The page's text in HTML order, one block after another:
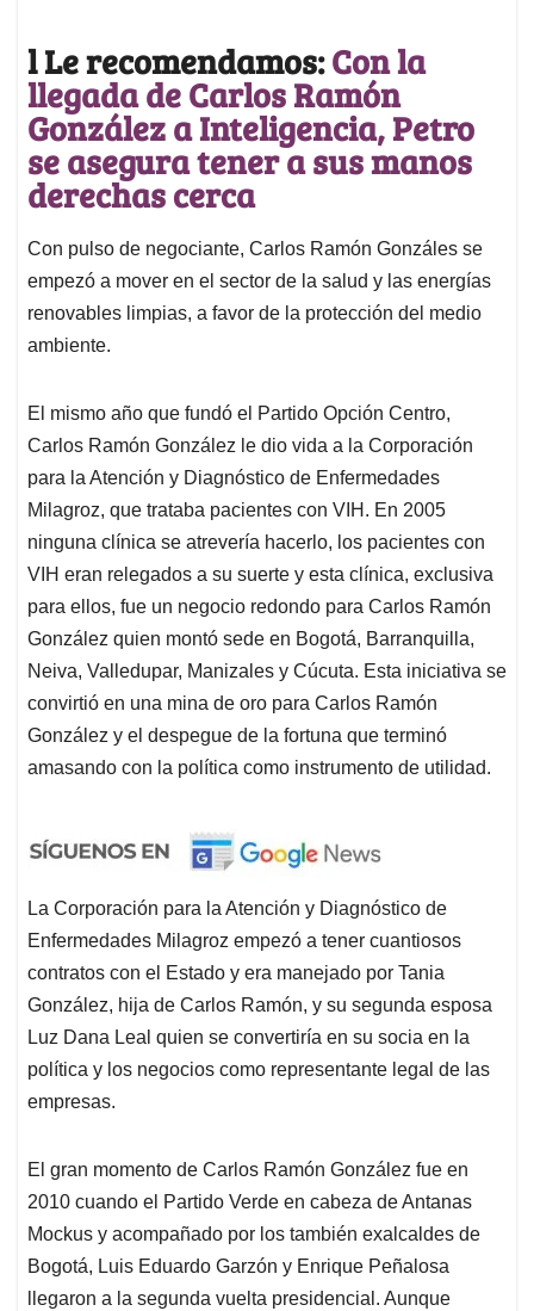
l Le recomendamos:Con la
llegada de Carlos Ramón
González a Inteligencia, Petro
se asegura tener a sus manos
derechas cerca
Con pulso de negociante, Carlos Ramón Gonzáles se
empezó a mover en el sector de la salud y las energías
renovables limpias, a favor de la protección del medio
ambiente.
El mismo año que fundó el Partido Opción Centro,
Carlos Ramón González le dio vida a la Corporación
para la Atención y Diagnóstico de Enfermedades
Milagroz, que trataba pacientes con VIH. En 2005
ninguna clínica se atrevería hacerlo, los pacientes con
VIH eran relegados a su suerte y esta clínica, exclusiva
para ellos, fue un negocio redondo para Carlos Ramón
González quien montó sede en Bogotá, Barranquilla,
Neiva, Valledupar, Manizales y Cúcuta. Esta iniciativa se
convirtió en una mina de oro para Carlos Ramón
González y el despegue de la fortuna que terminó
amasando con la política como instrumento de utilidad.
La Corporación para la Atención y Diagnóstico de
Enfermedades Milagroz empezó a tener cuantiosos
contratos con el Estado y era manejado por Tania
González, hija de Carlos Ramón, y su segunda esposa
Luz Dana Leal quien se convertiría en su socia en la
política y los negocios como representante legal de las
empresas.
El gran momento de Carlos Ramón González fue en
2010 cuando el Partido Verde en cabeza de Antanas
Mockus y acompañado por los también exalcaldes de
Bogotá, Luis Eduardo Garzón y Enrique Peñalosa
llegaron a la segunda vuelta presidencial. Aunque